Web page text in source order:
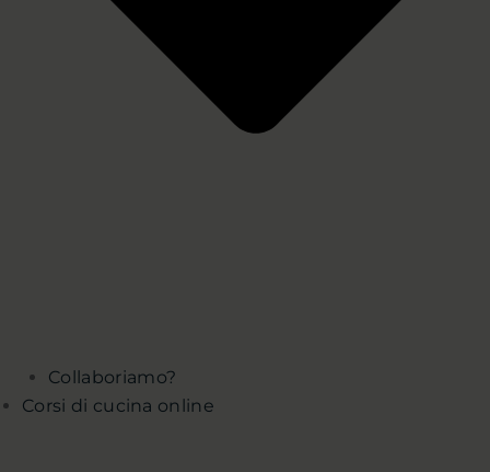
Collaboriamo?
Corsi di cucina online